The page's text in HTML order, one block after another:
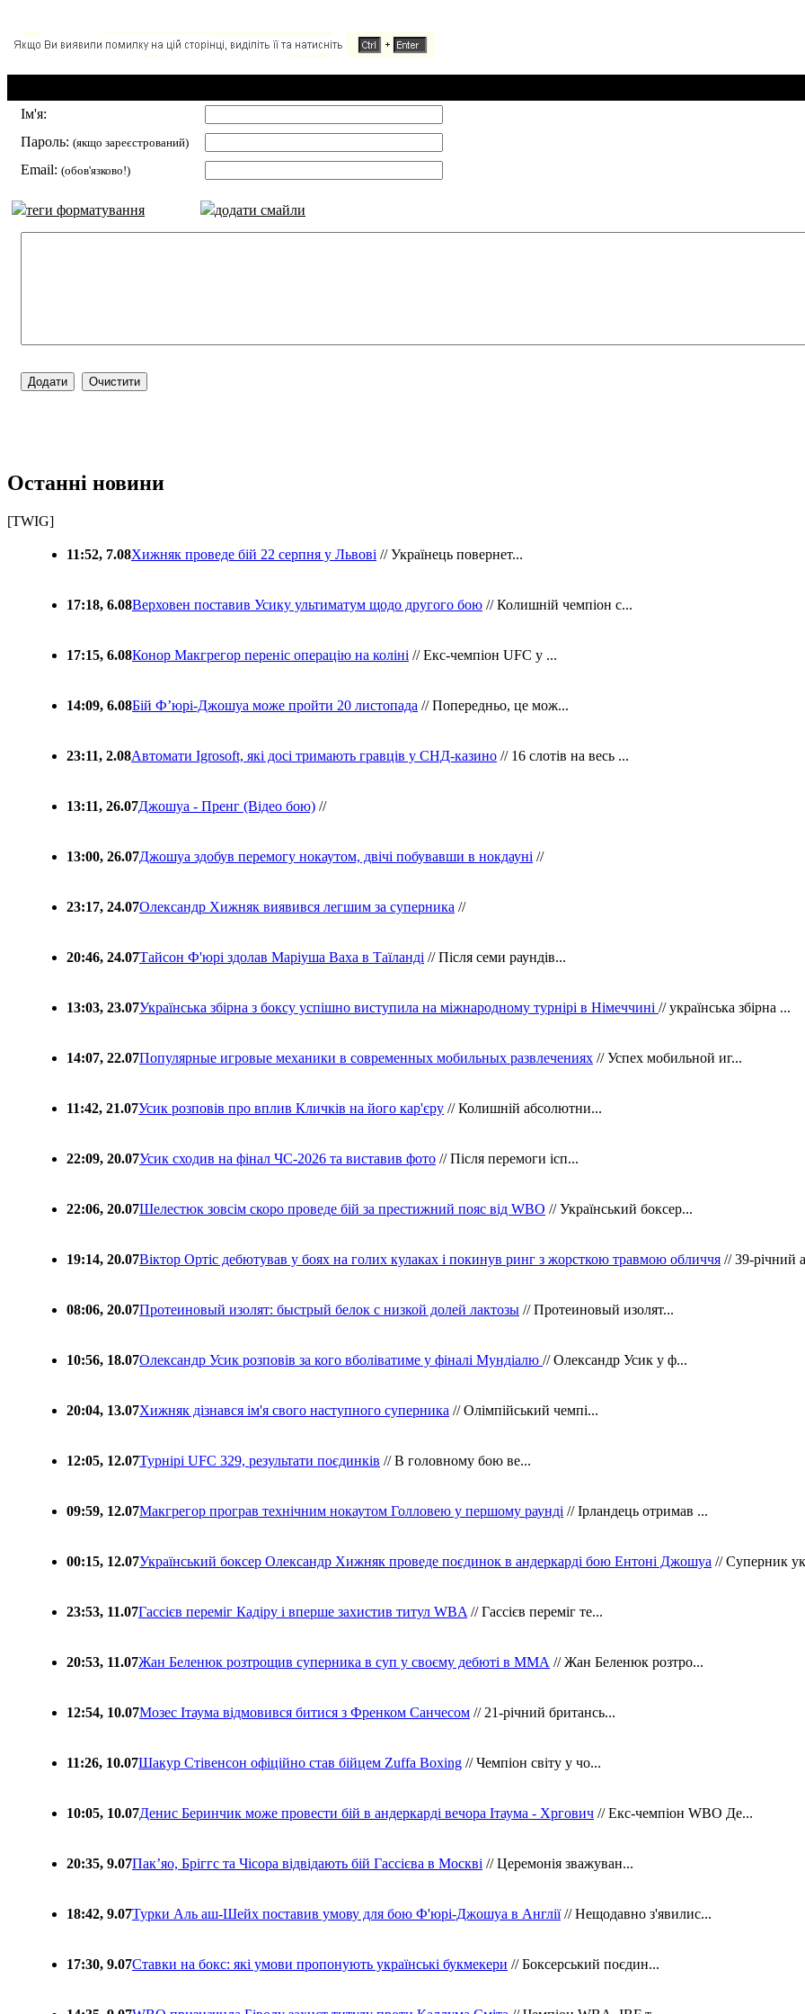
Ім'я:
Пароль: (якщо зареєстрований)
Email: (обов'язково!)
теги форматування додати смайли
Останні новини
[TWIG]
11:52, 7.08Хижняк проведе бій 22 серпня у Львові // Українець повернет...
17:18, 6.08Верховен поставив Усику ультиматум щодо другого бою // Колишній чемпіон с...
17:15, 6.08Конор Макгрегор переніс операцію на коліні // Екс-чемпіон UFC у ...
14:09, 6.08Бій Ф’юрі-Джошуа може пройти 20 листопада // Попередньо, це мож...
23:11, 2.08Автомати Igrosoft, які досі тримають гравців у СНД-казино // 16 слотів на весь ...
13:11, 26.07Джошуа - Пренг (Відео бою) //
13:00, 26.07Джошуа здобув перемогу нокаутом, двічі побувавши в нокдауні //
23:17, 24.07Олександр Хижняк виявився легшим за суперника //
20:46, 24.07Тайсон Ф'юрі здолав Маріуша Ваха в Таїланді // Після семи раундів...
13:03, 23.07Українська збірна з боксу успішно виступила на міжнародному турнірі в Німеччині // українська збірна ...
14:07, 22.07Популярные игровые механики в современных мобильных развлечениях // Успех мобильной иг...
11:42, 21.07Усик розповів про вплив Кличків на його кар'єру // Колишній абсолютни...
22:09, 20.07Усик сходив на фінал ЧС-2026 та виставив фото // Після перемоги ісп...
22:06, 20.07Шелестюк зовсім скоро проведе бій за престижний пояс від WBO // Український боксер...
19:14, 20.07Віктор Ортіс дебютував у боях на голих кулаках і покинув ринг з жорсткою травмою обличчя // 39-річний
08:06, 20.07Протеиновый изолят: быстрый белок с низкой долей лактозы // Протеиновый изолят...
10:56, 18.07Олександр Усик розповів за кого вболіватиме у фіналі Мундіалю // Олександр Усик у ф...
20:04, 13.07Хижняк дізнався ім'я свого наступного суперника // Олімпійський чемпі...
12:05, 12.07Турнірі UFC 329, результати поєдинків // В головному бою ве...
09:59, 12.07Макгрегор програв технічним нокаутом Голловею у першому раунді // Ірландець отримав ...
00:15, 12.07Український боксер Олександр Хижняк проведе поєдинок в андеркарді бою Ентоні Джошуа // Суперник
23:53, 11.07Гассієв переміг Кадіру і вперше захистив титул WBA // Гассієв переміг те...
20:53, 11.07Жан Беленюк розтрощив суперника в суп у своєму дебюті в ММА // Жан Беленюк розтро...
12:54, 10.07Мозес Ітаума відмовився битися з Френком Санчесом // 21-річний британсь...
11:26, 10.07Шакур Стівенсон офіційно став бійцем Zuffa Boxing // Чемпіон світу у чо...
10:05, 10.07Денис Беринчик може провести бій в андеркарді вечора Ітаума - Хргович // Екс-чемпіон WBO Де...
20:35, 9.07Пакʼяо, Бріггс та Чісора відвідають бій Гассієва в Москві // Церемонія зважуван...
18:42, 9.07Турки Аль аш-Шейх поставив умову для бою Ф'юрі-Джошуа в Англії// Нещодавно з'явилис...
17:30, 9.07Ставки на бокс: які умови пропонують українські букмекери // Боксерський поєдин...